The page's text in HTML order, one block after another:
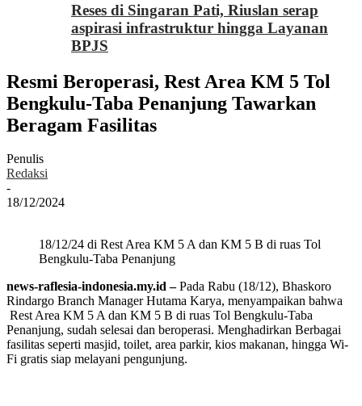
Reses di Singaran Pati, Riuslan serap
aspirasi infrastruktur hingga Layanan
BPJS
Resmi Beroperasi, Rest Area KM 5 Tol
Bengkulu-Taba Penanjung Tawarkan
Beragam Fasilitas
Penulis
Redaksi
-
18/12/2024
18/12/24 di Rest Area KM 5 A dan KM 5 B di ruas Tol
Bengkulu-Taba Penanjung
news-raflesia-indonesia.my.id –Pada Rabu (18/12), Bhaskoro
Rindargo Branch Manager Hutama Karya, menyampaikan bahwa
Rest Area KM 5 A dan KM 5 B di ruas Tol Bengkulu-Taba
Penanjung, sudah selesai dan beroperasi. Menghadirkan Berbagai
fasilitas seperti masjid, toilet, area parkir, kios makanan, hingga Wi-
Fi gratis siap melayani pengunjung.